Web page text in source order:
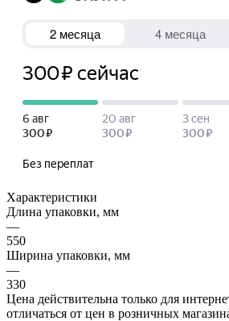
Характеристики
Длина упаковки, мм
—
550
Ширина упаковки, мм
—
330
Цена действительна только для
отличаться от цен в розничных